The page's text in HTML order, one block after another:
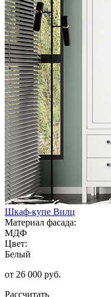
Шкаф-купе Вилц
Материал фасада:
МДФ
Цвет:
Белый
от 26 000 руб.
Рассчитать